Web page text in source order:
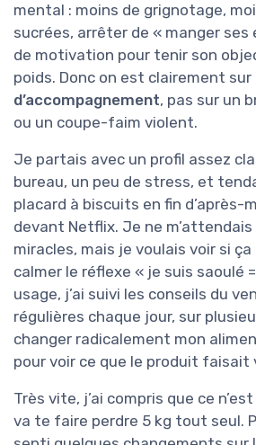
mental : moins de grignotage,
sucrées, arrêter de « manger ses
de motivation pour tenir son
poids. Donc on est clairement sur
d’accompagnement, pas sur un
ou un coupe-faim violent.
Je partais avec un profil assez
bureau, un peu de stress, et
placard à biscuits en fin d’après-
devant Netflix. Je ne m’attendais
miracles, mais je voulais voir si
calmer le réflexe « je suis saoulé
usage, j’ai suivi les conseils du
régulières chaque jour, sur
changer radicalement mon
pour voir ce que le produit faisait
Très vite, j’ai compris que ce
va te faire perdre 5 kg tout seul.